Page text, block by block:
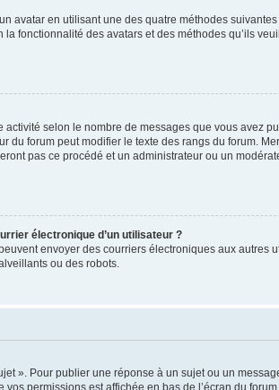
avatar en utilisant une des quatre méthodes
fonctionnalité des avatars et des méthodes qu’ils
selon le nombre de messages que vous avez
forum peut modifier le texte des rangs du forum.
pas ce procédé et un administrateur ou un
électronique d’un utilisateur ?
envoyer des courriers électroniques aux autres
ou des robots.
». Pour publier une réponse à un sujet ou un
permissions est affichée en bas de l’écran du